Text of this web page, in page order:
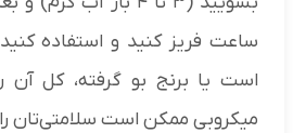
ساعت فریز کنید و استفاده کنید.
است یا برنج بو گرفته، کل آن
میکروبی ممکن است سلامتی‌تان